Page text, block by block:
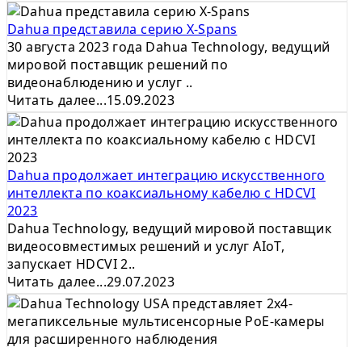
Dahua представила серию X-Spans
30 августа 2023 года Dahua Technology, ведущий
мировой поставщик решений по
видеонаблюдению и услуг ..
Читать далее...15.09.2023
Dahua продолжает интеграцию искусственного
интеллекта по коаксиальному кабелю с HDCVI
2023
Dahua Technology, ведущий мировой поставщик
видеосовместимых решений и услуг AIoT,
запускает HDCVI 2..
Читать далее...29.07.2023